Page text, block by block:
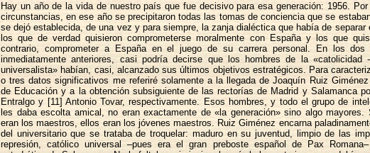
Hay un año de la vida de nuestro país que fue decisivo para esa generación: 1956.
circunstancias, en ese año se precipitaron todas las tomas de conciencia que se
se dejó establecida, de una vez y para siempre, la zanja dialéctica que había de separar
los que de verdad quisieron comprometerse moralmente con España y los que
contrario, comprometer a España en el juego de su carrera personal. En los
inmediatamente anteriores, casi podría decirse que los hombres de la «catolicidad
universalista» habían, casi, alcanzado sus últimos objetivos estratégicos. Para
o tres datos significativos me referiré solamente a la llegada de Joaquín Ruiz
de Educación y a la obtención subsiguiente de las rectorías de Madrid y Salamanca
Entralgo y [11] Antonio Tovar, respectivamente. Esos hombres, y todo el grupo de
les daba escolta amical, no eran exactamente de «la generación» sino algo
eran los maestros, ellos eran los jóvenes maestros. Ruiz Giménez encarna
del universitario que se trataba de troquelar: maduro en su juventud, limpio de las
represión, católico universal –pues era el gran preboste español de Pax